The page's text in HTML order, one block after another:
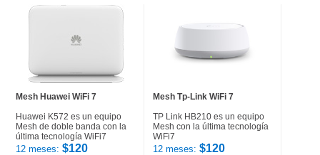
Mesh Huawei WiFi 7
Huawei K572 es un equipo
Mesh de doble banda con la
última tecnología WiFi7
12 meses: $120
Mesh Tp-Link WiFi 7
TP Link HB210 es un equipo
Mesh con la última tecnología
WiFi7
12 meses: $120